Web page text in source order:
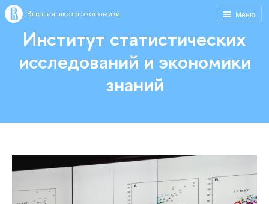
Меню
Высшая школа экономики
Институт статистических
исследований и экономики
знаний